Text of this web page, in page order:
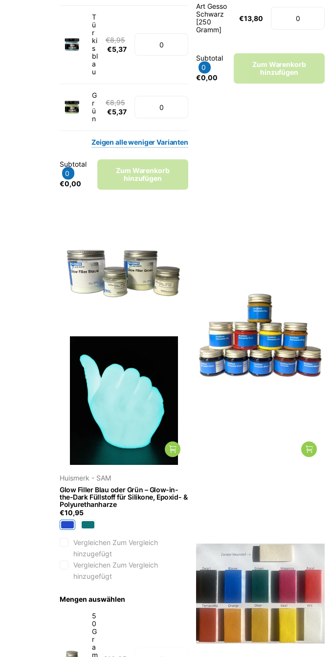
T
ü
r
ki
s
bl
a
u
€8,95
€5,37
G
r
ü
n
€8,95
€5,37
ZeigenallewenigerVarianten
Subtotal
0
€0,00
Zum Warenkorb
hinzufügen
Art Gesso
Schwarz
[250
Gramm]
€13,80
Subtotal
0
€0,00
Zum Warenkorb
hinzufügen
Huismerk - SAM
Glow Filler Blau oder Grün – Glow-in-
the-Dark Füllstoff für Silikone, Epoxid- &
Polyurethanharze
€10,95
Vergleichen Zum Vergleich
hinzugefügt
Vergleichen Zum Vergleich
hinzugefügt
Mengen auswählen
5
0
G
r
a
m
Vergleichen Zum Vergleich
hinzugefügt
Vergleichen
Zum Vergleich
hinzugefügt
Mengen auswählen
Schwarz /